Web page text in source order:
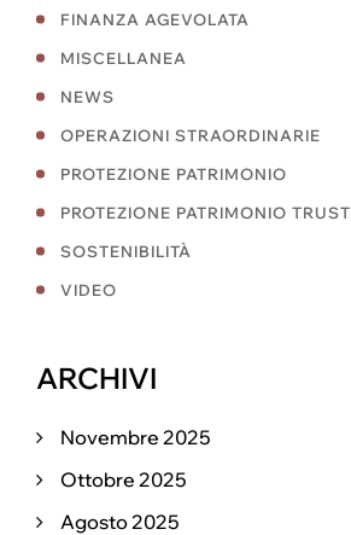
FINANZA AGEVOLATA
MISCELLANEA
NEWS
OPERAZIONI STRAORDINARIE
PROTEZIONE PATRIMONIO
PROTEZIONE PATRIMONIO TRUST
SOSTENIBILITÀ
VIDEO
ARCHIVI
Novembre 2025
Ottobre 2025
Agosto 2025